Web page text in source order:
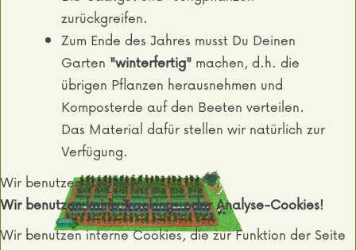
zurückgreifen.
Zum Ende des Jahres musst Du Deinen
Garten "winterfertig"machen, d.h. die
übrigen Pflanzen herausnehmen und
Komposterde auf den Beeten verteilen.
Das Material dafür stellen wir natürlich zur
Verfügung.
Wir benutzen Cookies
Wir benutzen keine Tracking- oder Analyse-Cookies!
Wir benutzen interne Cookies, die zur Funktion der Seite